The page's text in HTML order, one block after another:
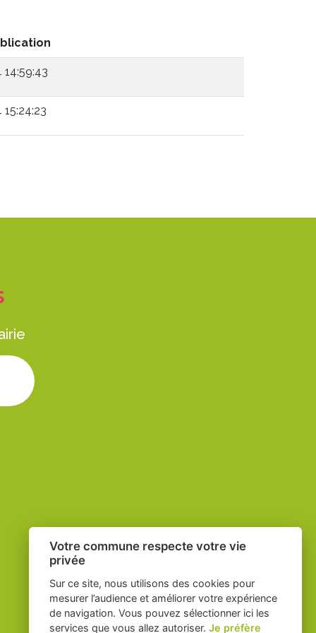
Votre commune respecte votre vie
privée
Sur ce site, nous utilisons des cookies pour
mesurer l’audience et améliorer votre expérience
de navigation. Vous pouvez sélectionner ici les
services que vous allez autoriser. Je préfère